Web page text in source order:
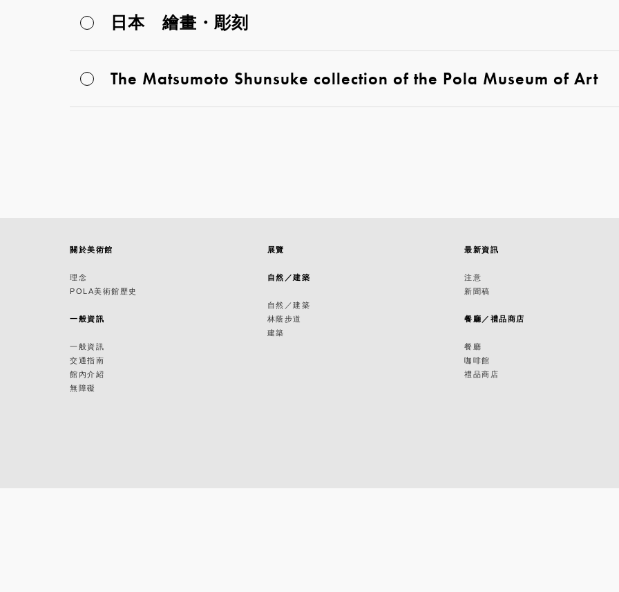
日本 繪畫・彫刻
The Matsumoto Shunsuke collection of the Pola Museum of Art
關於美術館
理念
POLA美術館歷史
一般資訊
一般資訊
交通指南
館內介紹
無障礙
展覽
自然／建築
自然／建築
林蔭步道
建築
最新資訊
注意
新聞稿
餐廳／禮品商店
餐廳
咖啡館
禮品商店